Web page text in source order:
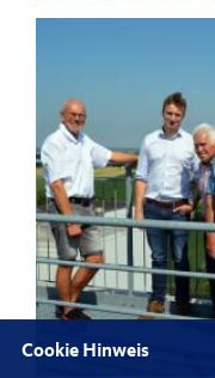
Cookie Hinweis